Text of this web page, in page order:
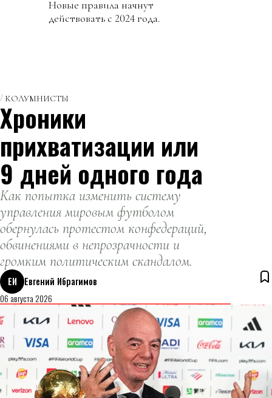
Новые правила начнут
действовать с 2024 года.
КОЛУМНИСТЫ
Хроники
прихватизации или
9 дней одного года
Как попытка изменить систему
управления мировым футболом
обернулась протестом конфедераций,
обвинениями в непрозрачности и
громким политическим скандалом.
ЕИ
Евгений Ибрагимов
06 августа 2026